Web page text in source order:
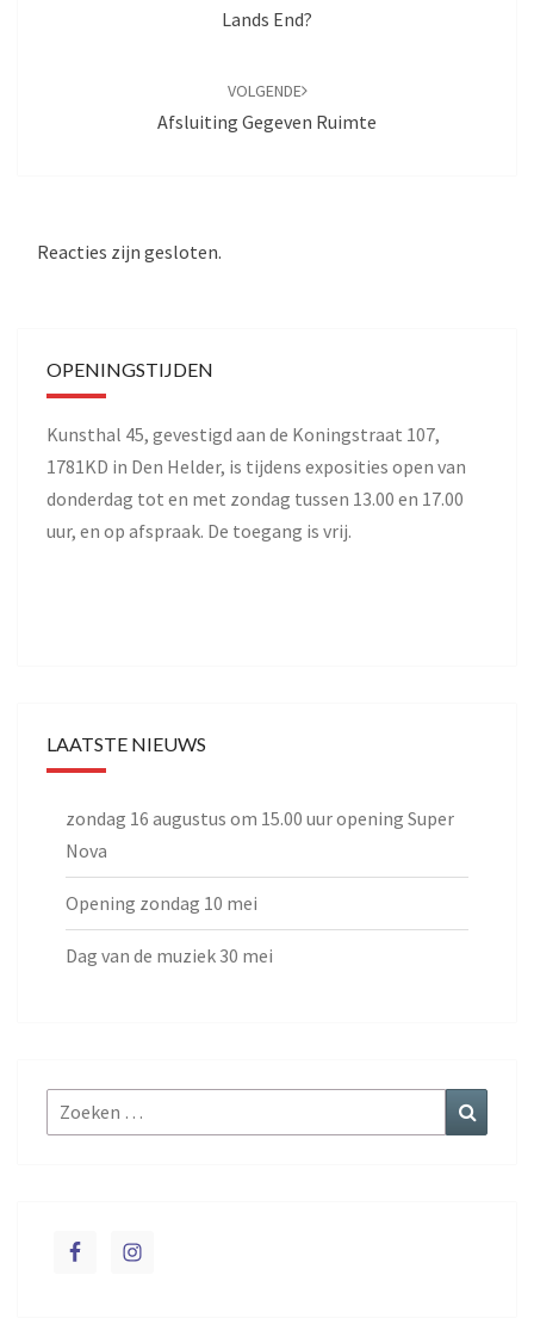
Lands End?
VOLGENDE
Afsluiting Gegeven Ruimte
Reacties zijn gesloten.
OPENINGSTIJDEN
Kunsthal 45, gevestigd aan de Koningstraat 107,
1781KD in Den Helder, is tijdens exposities open van
donderdag tot en met zondag tussen 13.00 en 17.00
uur, en op afspraak. De toegang is vrij.
LAATSTE NIEUWS
zondag 16 augustus om 15.00 uur opening Super
Nova
Opening zondag 10 mei
Dag van de muziek 30 mei
Zoeken
naar: